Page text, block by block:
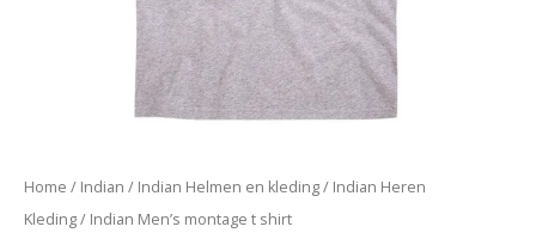
Home / Indian / Indian Helmen en kleding/ Indian Heren
Kleding/ Indian Men’s montage t shirt